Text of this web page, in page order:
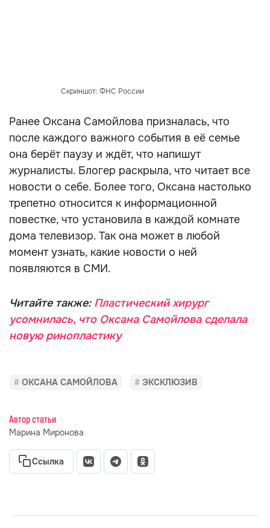
Скриншот: ФНС России
Ранее Оксана Самойлова призналась, что
после каждого важного события в её семье
она берёт паузу и ждёт, что напишут
журналисты. Блогер раскрыла, что читает все
новости о себе. Более того, Оксана настолько
трепетно относится к информационной
повестке, что установила в каждой комнате
дома телевизор. Так она может в любой
момент узнать, какие новости о ней
появляются в СМИ.
Читайте также: Пластический хирург
усомнилась, что Оксана Самойлова сделала
новую ринопластику
ОКСАНА САМОЙЛОВА ЭКСКЛЮЗИВ
Автор статьи
Марина Миронова
Ссылка